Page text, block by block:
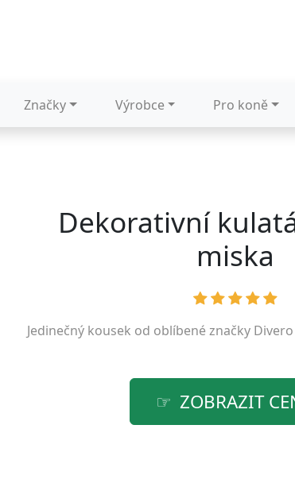
Značky Výrobce Pro koně
Dekorativní
miska
Jedinečný kousek od oblíbené značky Divero
ZOBRAZIT